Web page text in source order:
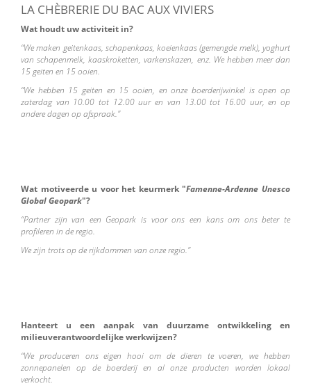
LA CHÈBRERIE DU BAC AUX VIVIERS
Wat houdt uw activiteit in?
“We maken geitenkaas, schapenkaas, koeienkaas (gemengde melk), yoghurt
van schapenmelk, kaaskroketten, varkenskazen, enz. We hebben meer dan
15 geiten en 15 ooien.
“We hebben 15 geiten en 15 ooien, en onze boerderijwinkel is open op
zaterdag van 10.00 tot 12.00 uur en van 13.00 tot 16.00 uur, en op
andere dagen op afspraak."
Wat motiveerde u voor het keurmerk "Famenne-Ardenne Unesco
Global Geopark"?
“Partner zijn van een Geopark is voor ons een kans om ons beter te
profileren in de regio.
We zijn trots op de rijkdommen van onze regio."
Hanteert u een aanpak van duurzame ontwikkeling en
milieuverantwoordelijke werkwijzen?
“We produceren ons eigen hooi om de dieren te voeren, we hebben
zonnepanelen op de boerderij en al onze producten worden lokaal
verkocht.